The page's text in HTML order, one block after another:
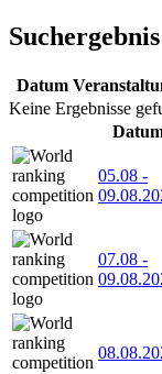
Suchergebnis
Datum
Keine Ergebnisse
05.08 -
07.08 -